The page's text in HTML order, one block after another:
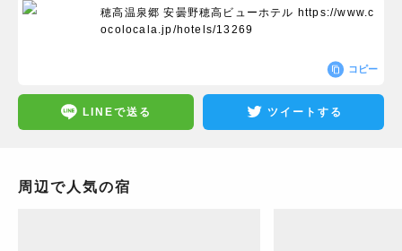
穂高温泉郷 安曇野穂高ビューホテル https://www.c
ocolocala.jp/hotels/13269
コピー
LINEで送る ツイートする
周辺で人気の宿